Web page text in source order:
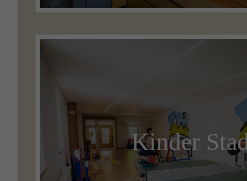
Kinder